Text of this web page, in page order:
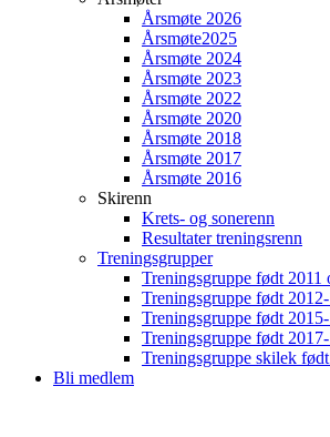
Årsmøte 2026
Årsmøte2025
Årsmøte 2024
Årsmøte 2023
Årsmøte 2022
Årsmøte 2020
Årsmøte 2018
Årsmøte 2017
Årsmøte 2016
Skirenn
Krets- og sonerenn
Resultater treningsrenn
Treningsgrupper
Treningsgruppe født 2011
Treningsgruppe født
Treningsgruppe født
Treningsgruppe født
Treningsgruppe skilek
Bli medlem